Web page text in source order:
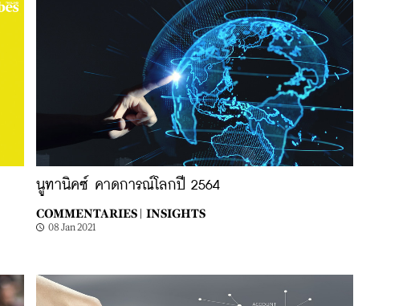
นูทานิคซ์ คาดการณ์โลกปี 2564
COMMENTARIES | INSIGHTS
08 Jan 2021